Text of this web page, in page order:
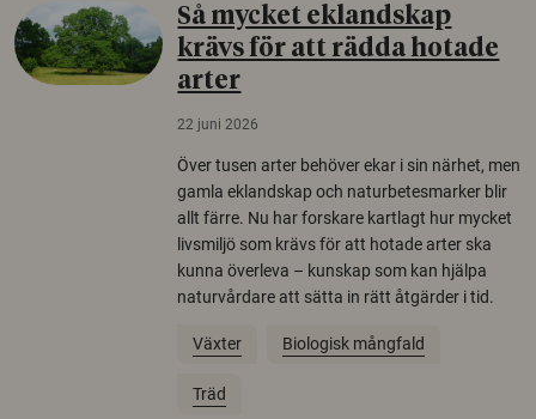
Så mycket eklandskap
krävs för att rädda hotade
arter
22 juni 2026
Över tusen arter behöver ekar i sin närhet, men
gamla eklandskap och naturbetesmarker blir
allt färre. Nu har forskare kartlagt hur mycket
livsmiljö som krävs för att hotade arter ska
kunna överleva – kunskap som kan hjälpa
naturvårdare att sätta in rätt åtgärder i tid.
Växter Biologisk mångfald
Träd